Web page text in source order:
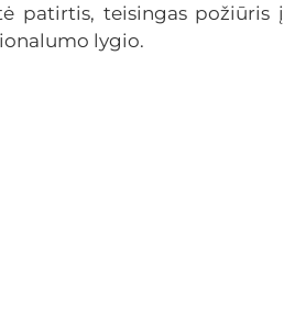
teisingas požiūris
lygio.